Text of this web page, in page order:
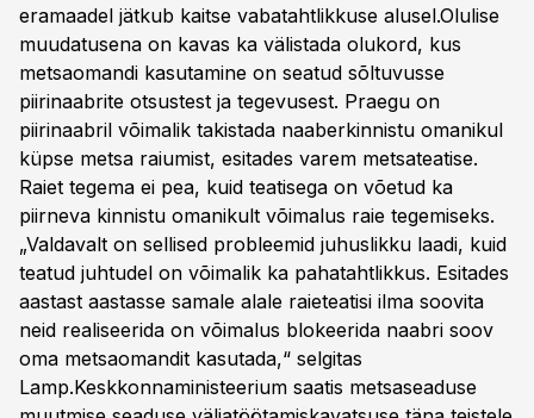
eramaadel jätkub kaitse vabatahtlikkuse alusel.Olulise
muudatusena on kavas ka välistada olukord, kus
metsaomandi kasutamine on seatud sõltuvusse
piirinaabrite otsustest ja tegevusest. Praegu on
piirinaabril võimalik takistada naaberkinnistu omanikul
küpse metsa raiumist, esitades varem metsateatise.
Raiet tegema ei pea, kuid teatisega on võetud ka
piirneva kinnistu omanikult võimalus raie tegemiseks.
„Valdavalt on sellised probleemid juhuslikku laadi, kuid
teatud juhtudel on võimalik ka pahatahtlikkus. Esitades
aastast aastasse samale alale raieteatisi ilma soovita
neid realiseerida on võimalus blokeerida naabri soov
oma metsaomandit kasutada,“ selgitas
Lamp.Keskkonnaministeerium saatis metsaseaduse